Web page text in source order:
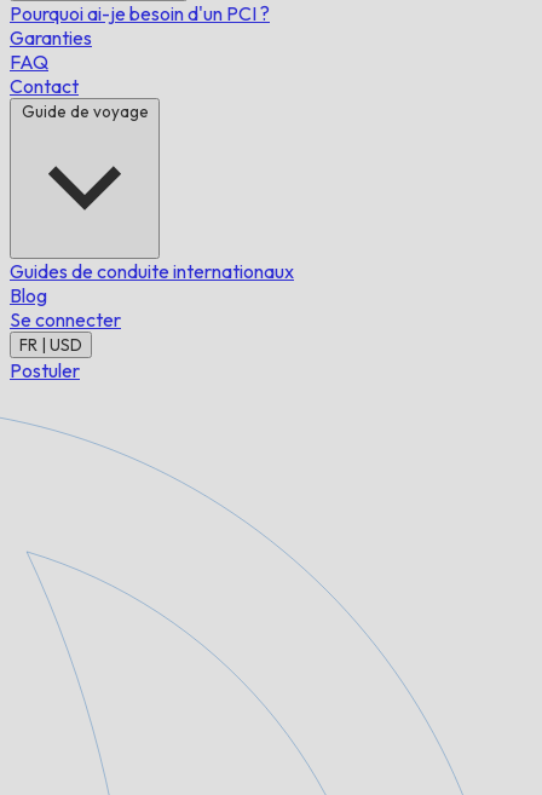
Pourquoi ai-je besoin d'un PCI ?
Garanties
FAQ
Contact
Guide de voyage
Guides de conduite internationaux
Blog
Se connecter
FR | USD
Postuler